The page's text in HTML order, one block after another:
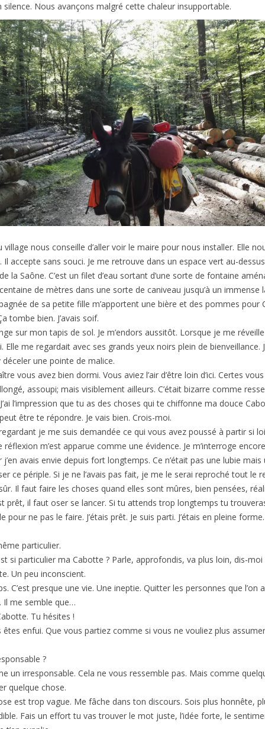
Nous avançons malgré cette chaleur insupportable.
village nous conseille d’aller voir le maire pour nous installer. Elle
Il accepte sans souci. Je me retrouve dans un espace vert au-
la Saône. C’est un filet d’eau sortant d’une sorte de fontaine
de mètres dans une sorte de caniveau jusqu’à un immense
de sa petite fille m’apportent une bière et des pommes pour
tombe bien. J’avais soif.
sur mon tapis de sol. Je m’endors aussitôt. Lorsque je me
Elle me regardait avec ses grands yeux noirs plein de bienveillance.
déceler une pointe de malice.
vous avez bien dormi. Vous aviez l’air d’être loin d’ici. Certes
assoupi; mais visiblement ailleurs. C’était bizarre comme
l’impression que tu as des choses qui te chiffonne ma douce
être te répondre. Je vais bien. Crois-moi.
je me suis demandée ce qui vous avez poussé à partir si
m’est apparue comme une évidence. Je m’interroge
j’en avais envie depuis fort longtemps. Ce n’était pas une lubie mais
ce périple. Si je ne l’avais pas fait, je me le serai reproché tout le
sûr. Il faut faire les choses quand elles sont mûres, bien pensées,
prêt, il faut oser se lancer. Si tu attends trop longtemps tu
pour ne pas le faire. J’étais prêt. Je suis parti. J’étais en pleine
particulier.
si particulier ma Cabotte ? Parle, approfondis, va plus loin, dis-moi
Un peu inconscient.
C’est presque une vie. Une ineptie. Quitter les personnes que l’on
Il me semble que…
Tu hésites !
êtes enfui. Que vous partiez comme si vous ne vouliez plus
?
un irresponsable. Cela ne vous ressemble pas. Mais comme
quelque chose.
est trop vague. Me fâche dans ton discours. Sois plus honnête,
Fais un effort tu vas trouver le mot juste, l’idée forte, le